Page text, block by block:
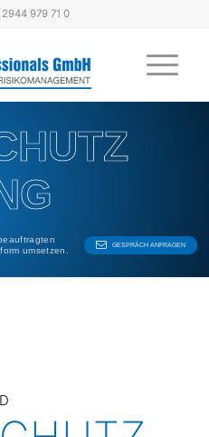
979 71 0
umsetzen.
GESPRÄCH ANFRAGEN